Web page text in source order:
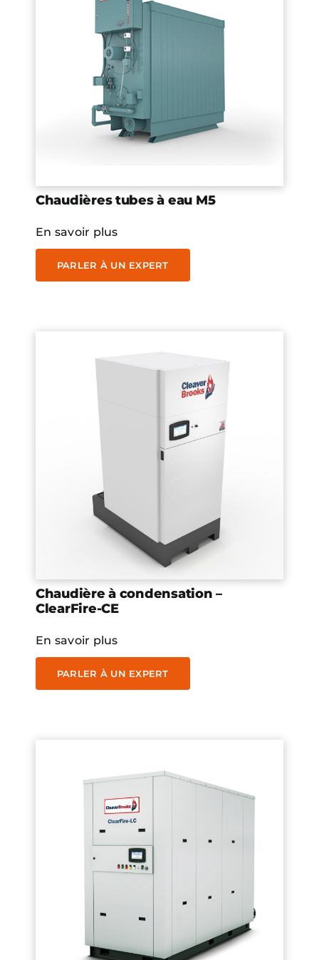
Chaudières tubes à eau M5
En savoir plus
PARLER À UN EXPERT
Chaudière à condensation –
ClearFire-CE
En savoir plus
PARLER À UN EXPERT